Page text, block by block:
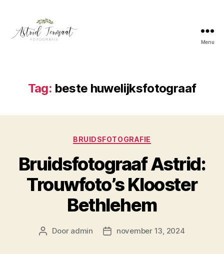
Menu
Tag: beste huwelijksfotograaf
Categorieën
BRUIDSFOTOGRAFIE
Bruidsfotograaf Astrid:
Trouwfoto’s Klooster
Bethlehem
Berichtauteur
Door admin Berichtdatum
november 13, 2024